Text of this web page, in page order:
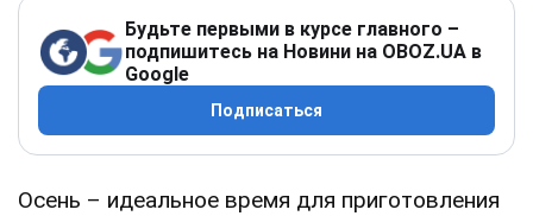
Будьте первыми в курсе главного –
подпишитесь на Новини на OBOZ.UA в
Google
Подписаться
Осень – идеальное время для приготовления